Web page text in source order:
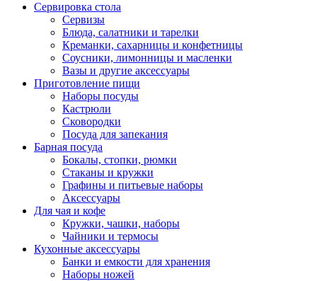
Сервировка стола
Сервизы
Блюда, салатники и тарелки
Креманки, сахарницы и конфетницы
Соусники, лимонницы и масленки
Вазы и другие аксессуары
Приготовление пищи
Наборы посуды
Кастрюли
Сковородки
Посуда для запекания
Барная посуда
Бокалы, стопки, рюмки
Стаканы и кружки
Графины и питьевые наборы
Аксессуары
Для чая и кофе
Кружки, чашки, наборы
Чайники и термосы
Кухонные аксессуары
Банки и емкости для хранения
Наборы ножей